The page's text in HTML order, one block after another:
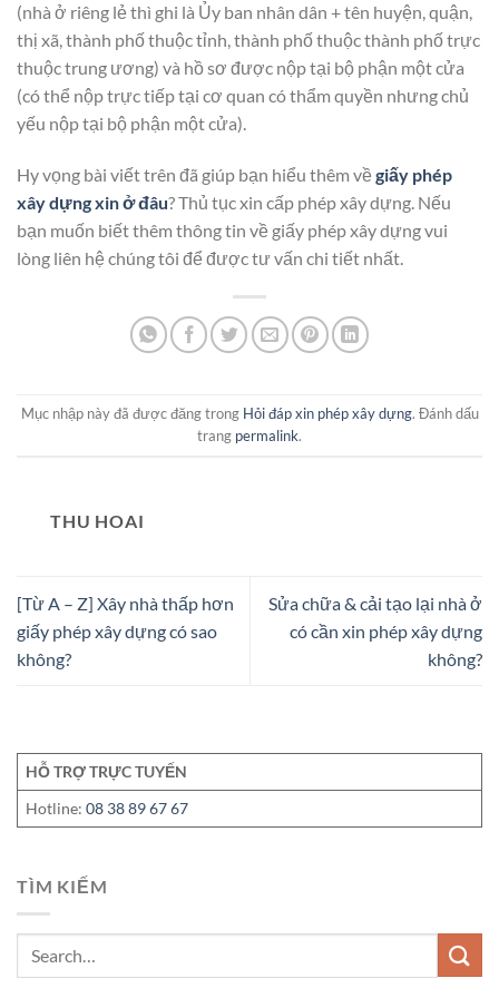
(nhà ở riêng lẻ thì ghi là Ủy ban nhân dân + tên huyện, quận,
thị xã, thành phố thuộc tỉnh, thành phố thuộc thành phố trực
thuộc trung ương) và hồ sơ được nộp tại bộ phận một cửa
(có thể nộp trực tiếp tại cơ quan có thẩm quyền nhưng chủ
yếu nộp tại bộ phận một cửa).
Hy vọng bài viết trên đã giúp bạn hiểu thêm về giấy phép
xây dựng xin ở đâu? Thủ tục xin cấp phép xây dựng. Nếu
bạn muốn biết thêm thông tin về giấy phép xây dựng vui
lòng liên hệ chúng tôi để được tư vấn chi tiết nhất.
Mục nhập này đã được đăng trong Hỏi đáp xin phép xây dựng. Đánh dấu
trang permalink.
THU HOAI
[Từ A – Z] Xây nhà thấp hơn
giấy phép xây dựng có sao
không?
Sửa chữa & cải tạo lại nhà ở
có cần xin phép xây dựng
không?
HỖ TRỢ TRỰC TUYẾN
Hotline:08 38 89 67 67
TÌM KIẾM